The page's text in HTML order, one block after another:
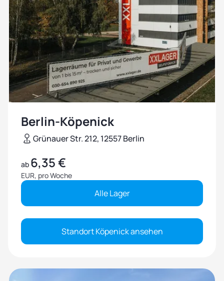
Berlin-Köpenick
Grünauer Str. 212, 12557 Berlin
ab 6,35 €
EUR, pro Woche
Alle Lager
Standort Köpenick ansehen